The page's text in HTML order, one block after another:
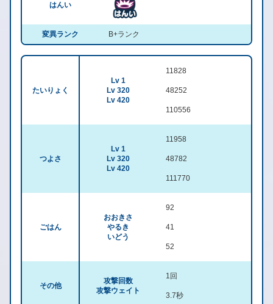
はんい
変異ランク B+ランク
たいりょく
Lv 1
Lv 320
Lv 420
11828
48252
110556
つよさ
Lv 1
Lv 320
Lv 420
11958
48782
111770
ごはん
おおきさ
やるき
いどう
92
41
52
その他
攻撃回数
攻撃ウェイト
1回
3.7秒